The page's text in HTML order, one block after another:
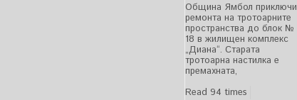
Община Ямбол приключи
ремонта на тротоарните
пространства до блок №
18 в жилищен комплекс
„Диана“. Старата
тротоарна настилка е
премахната,
Read 94 times